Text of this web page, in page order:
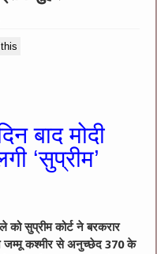
बाद मोदी
‘सुप्रीम’
सुप्रीम कोर्ट ने बरकरार
जम्मू कश्मीर से अनुच्छेद 370 के